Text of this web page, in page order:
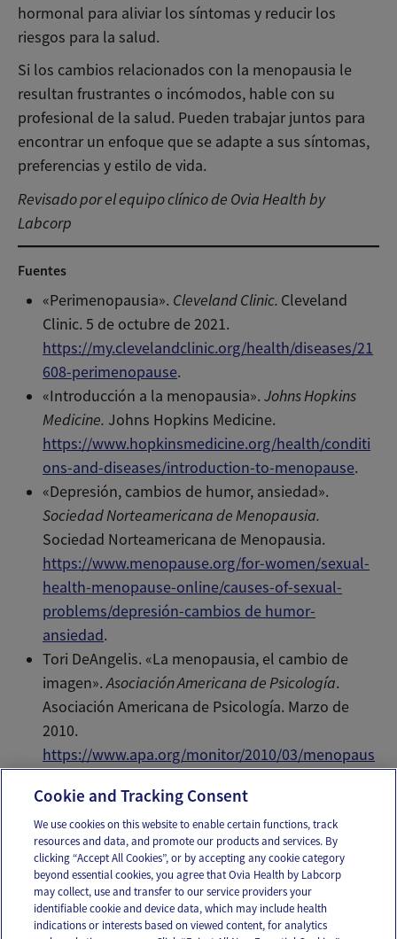
hormonal para aliviar los síntomas y reducir los
riesgos para la salud.
Si los cambios relacionados con la menopausia le
resultan frustrantes o incómodos, hable con su
profesional de la salud. Pueden trabajar juntos para
encontrar un enfoque que se adapte a sus síntomas,
preferencias y estilo de vida.
Revisado por el equipo clínico de Ovia Healthby
Labcorp
Fuentes
«Perimenopausia». Cleveland Clinic. Cleveland
Clinic. 5 de octubre de 2021.
https://my.clevelandclinic.org/health/diseases/21
608-perimenopause.
«Introducción a la menopausia».Johns Hopkins
Medicine. Johns Hopkins Medicine.
https://www.hopkinsmedicine.org/health/conditi
ons-and-diseases/introduction-to-menopause.
«Depresión, cambios de humor, ansiedad».
Sociedad Norteamericana de Menopausia.
Sociedad Norteamericana de Menopausia.
https://www.menopause.org/for-women/sexual-
health-menopause-online/causes-of-sexual-
problems/depresión-cambios de humor-
ansiedad.
Tori DeAngelis. «La menopausia, el cambio de
imagen».Asociación Americana de Psicología.
Asociación Americana de Psicología. Marzo de
2010.
https://www.apa.org/monitor/2010/03/menopaus
Email Text
OUR APPS
Cookie and Tracking Consent
We use cookies on this website to enable certain functions, track
resources and data, and promote our products and services. By
clicking “Accept All Cookies”, or by accepting any cookie category
beyond essential cookies, you agree that Ovia Health by Labcorp
may collect, use and transfer to our service providers your
identifiable cookie and device data, which may include health
indications or interests based on viewed content, for analytics